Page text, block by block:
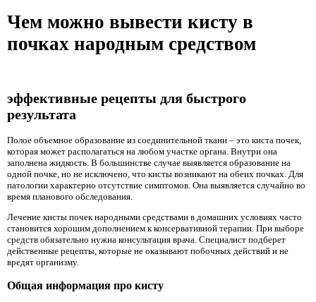
Чем можно вывести кисту в
почках народным средством
эффективные рецепты для быстрого
результата
Полое объемное образование из соединительной ткани – это киста почек,
которая может располагаться на любом участке органа. Внутри она
заполнена жидкость. В большинстве случае выявляется образование на
одной почке, но не исключено, что кисты возникают на обеих почках. Для
патологии характерно отсутствие симптомов. Она выявляется случайно во
время планового обследования.
Лечение кисты почек народными средствами в домашних условиях часто
становится хорошим дополнением к консервативной терапии. При выборе
средств обязательно нужна консультация врача. Специалист подберет
действенные рецепты, которые не оказывают побочных действий и не
вредят организму.
Общая информация про кисту